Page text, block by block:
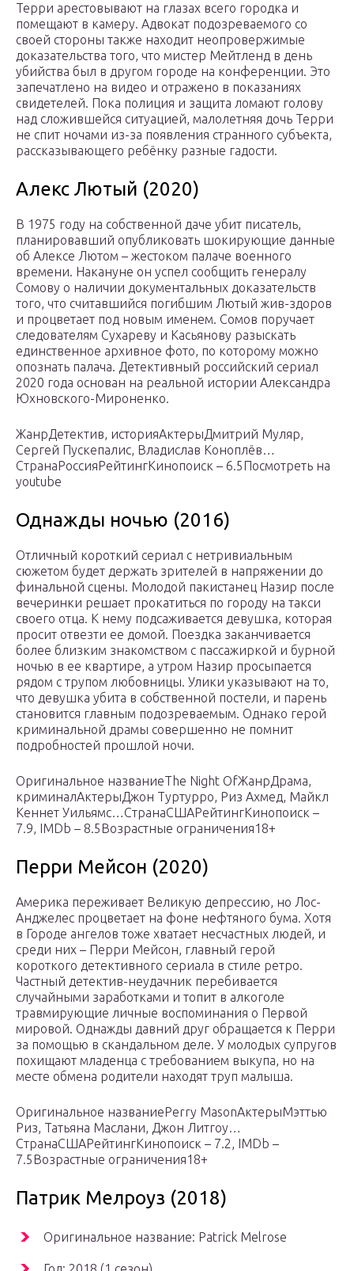
Терри арестовывают на глазах всего городка и
помещают в камеру. Адвокат подозреваемого со
своей стороны также находит неопровержимые
доказательства того, что мистер Мейтленд в день
убийства был в другом городе на конференции. Это
запечатлено на видео и отражено в показаниях
свидетелей. Пока полиция и защита ломают голову
над сложившейся ситуацией, малолетняя дочь Терри
не спит ночами из-за появления странного субъекта,
рассказывающего ребёнку разные гадости.
Алекс Лютый (2020)
В 1975 году на собственной даче убит писатель,
планировавший опубликовать шокирующие данные
об Алексе Лютом – жестоком палаче военного
времени. Накануне он успел сообщить генералу
Сомову о наличии документальных доказательств
того, что считавшийся погибшим Лютый жив-здоров
и процветает под новым именем. Сомов поручает
следователям Сухареву и Касьянову разыскать
единственное архивное фото, по которому можно
опознать палача. Детективный российский сериал
2020 года основан на реальной истории Александра
Юхновского-Мироненко.
ЖанрДетектив, историяАктерыДмитрий Муляр,
Сергей Пускепалис, Владислав Коноплёв…
СтранаРоссияРейтингКинопоиск – 6.5Посмотреть на
youtube
Однажды ночью (2016)
Отличный короткий сериал с нетривиальным
сюжетом будет держать зрителей в напряжении до
финальной сцены. Молодой пакистанец Назир после
вечеринки решает прокатиться по городу на такси
своего отца. К нему подсаживается девушка, которая
просит отвезти ее домой. Поездка заканчивается
более близким знакомством с пассажиркой и бурной
ночью в ее квартире, а утром Назир просыпается
рядом с трупом любовницы. Улики указывают на то,
что девушка убита в собственной постели, и парень
становится главным подозреваемым. Однако герой
криминальной драмы совершенно не помнит
подробностей прошлой ночи.
Оригинальное названиеThe Night OfЖанрДрама,
криминалАктерыДжон Туртурро, Риз Ахмед, Майкл
Кеннет Уильямс…СтранаСШАРейтингКинопоиск –
7.9, IMDb – 8.5Возрастные ограничения18+
Перри Мейсон (2020)
Америка переживает Великую депрессию, но Лос-
Анджелес процветает на фоне нефтяного бума. Хотя
в Городе ангелов тоже хватает несчастных людей, и
среди них – Перри Мейсон, главный герой
короткого детективного сериала в стиле ретро.
Частный детектив-неудачник перебивается
случайными заработками и топит в алкоголе
травмирующие личные воспоминания о Первой
мировой. Однажды давний друг обращается к Перри
за помощью в скандальном деле. У молодых супругов
похищают младенца с требованием выкупа, но на
месте обмена родители находят труп малыша.
Оригинальное названиеPerry MasonАктерыМэттью
Риз, Татьяна Маслани, Джон Литгоу…
СтранаСШАРейтингКинопоиск – 7.2, IMDb –
7.5Возрастные ограничения18+
Патрик Мелроуз (2018)
Оригинальное название: Patrick Melrose